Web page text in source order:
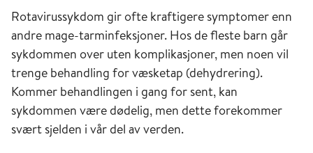
Rotavirussykdom gir ofte kraftigere symptomer enn
andre mage-tarminfeksjoner. Hos de fleste barn går
sykdommen over uten komplikasjoner, men noen vil
trenge behandling for væsketap (dehydrering).
Kommer behandlingen i gang for sent, kan
sykdommen være dødelig, men dette forekommer
svært sjelden i vår del av verden.